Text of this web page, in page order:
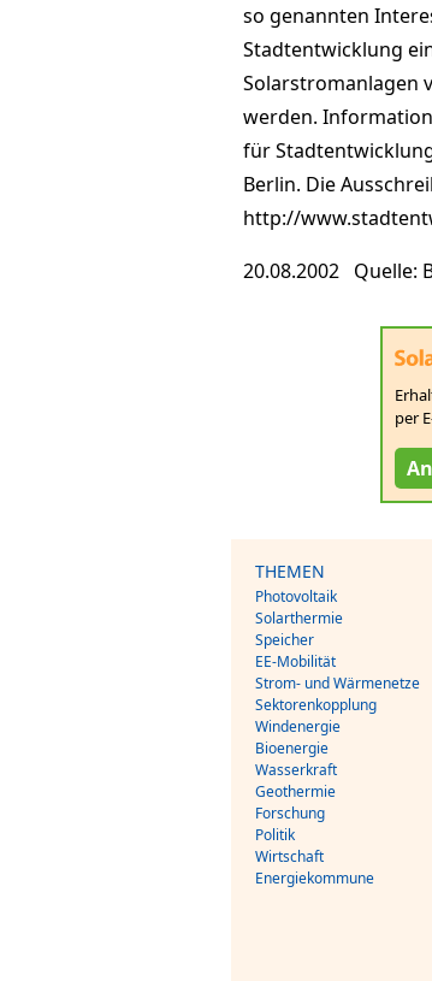
so genannten
Stadtentwicklung
Solarstromanlagen
werden.
für
Berlin. Die
http://
20.08.2002 Quelle:
per
THEMEN
Photovoltaik
Solarthermie
Speicher
EE-Mobilität
Strom- und Wärmenetze
Sektorenkopplung
Windenergie
Bioenergie
Wasserkraft
Geothermie
Forschung
Politik
Wirtschaft
Energiekommune